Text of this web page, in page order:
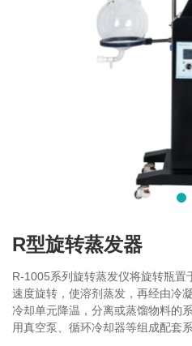
R型旋转蒸发器
R-1005系列旋转蒸发仪将旋转瓶置
速度旋转，使溶剂蒸发，再经由冷
冷却单元降温，分离或蒸馏物料的
用真空泵、循环冷却器等组成配套